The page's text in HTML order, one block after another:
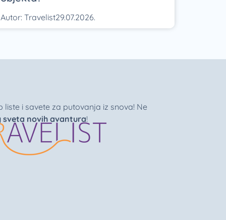
Autor: Travelist29.07.2026.
i savete za putovanja iz snova! Ne
sveta novih avantura!